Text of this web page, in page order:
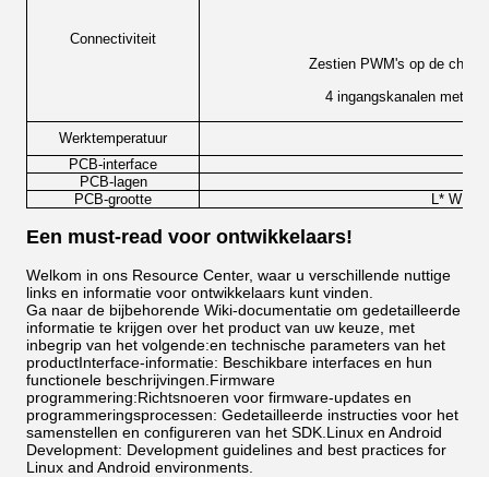
Connectiviteit
Zestien PWM's op de chip
4 ingangskanalen met
Werktemperatuur
PCB-interface
PCB-lagen
PCB-grootte
L* W *
Een must-read voor ontwikkelaars!
Welkom in ons Resource Center, waar u verschillende nuttige
links en informatie voor ontwikkelaars kunt vinden.
Ga naar de bijbehorende Wiki-documentatie om gedetailleerde
informatie te krijgen over het product van uw keuze, met
inbegrip van het volgende:en technische parameters van het
productInterface-informatie: Beschikbare interfaces en hun
functionele beschrijvingen.Firmware
programmering:Richtsnoeren voor firmware-updates en
programmeringsprocessen: Gedetailleerde instructies voor het
samenstellen en configureren van het SDK.Linux en Android
Development: Development guidelines and best practices for
Linux and Android environments.